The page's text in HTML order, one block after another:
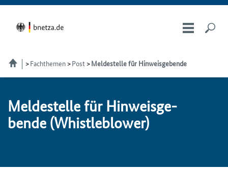
Fachthemen Post Meldestelle für Hinweisgebende
Mel­de­stel­le für Hin­weis­ge­
ben­de (Whist­leblower)